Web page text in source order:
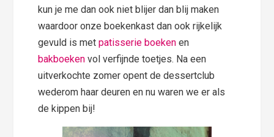
kun je me dan ook niet blijer dan blij maken
waardoor onze boekenkast dan ook rijkelijk
gevuld is metpatisserie boeken en
bakboeken vol verfijnde toetjes. Na een
uitverkochte zomer opent de dessertclub
wederom haar deuren en nu waren we er als
de kippen bij!